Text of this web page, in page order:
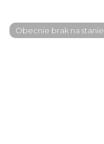
Obecnie brak na stanie